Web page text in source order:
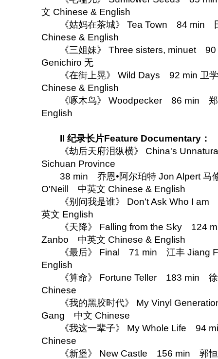
文 Chinese & English
《姑妈在茶城》 Tea Town 84 min
Chinese & English
《三姐妹》 Three sisters, minuet
Genichiro 无
《在街上晃》 Wild Days 92 min 卫
Chinese & English
《啄木鸟》 Woodpecker 86 min 郑
English
II 纪录长片Feature Documentary：
《劫后天府泪纵横》 China's
Sichuan Province
38 min 乔恩•阿尔珀特 Jon Alpert 马
O'Neill 中英文 Chinese & English
《别问我是谁》 Don't Ask Who I
英文 English
《天降》 Falling from the Sky 124
Zanbo 中英文 Chinese & English
《最后》 Final 71 min 江丰 Jiang
English
《算命》 Fortune Teller 183 min 徐
Chinese
《我的黑胶时代》 My Vinyl
Gang 中文 Chinese
《我这一辈子》 My Whole Life 94
Chinese
《新堡》 New Castle 156 min 郭恒